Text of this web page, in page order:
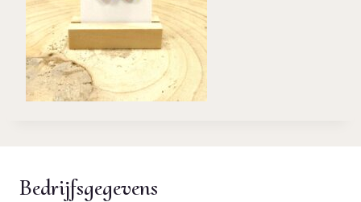
Bedrijfsgegevens